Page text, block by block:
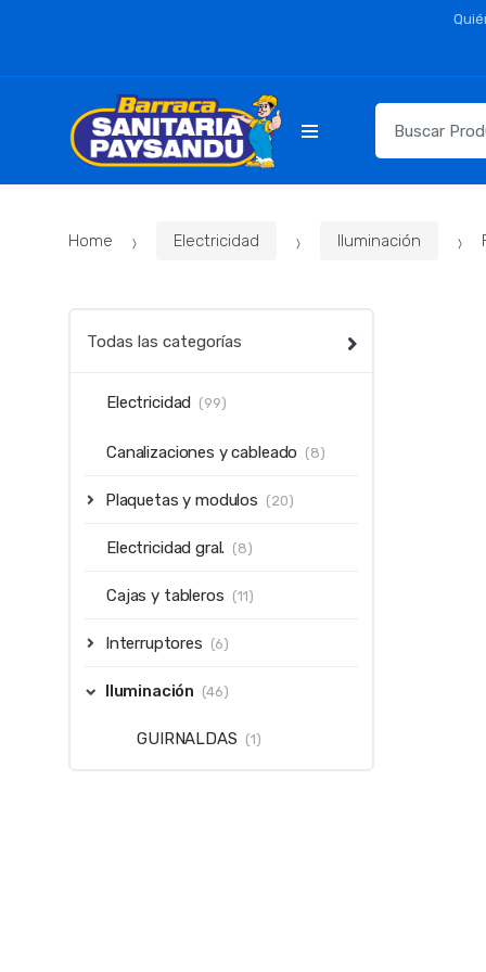
para:
Home Electricidad Iluminación
Todas las categorías
Electricidad (99)
Canalizaciones y cableado (8)
Plaquetas y modulos (20)
Electricidad gral. (8)
Cajas y tableros (11)
Interruptores (6)
Iluminación (46)
GUIRNALDAS (1)